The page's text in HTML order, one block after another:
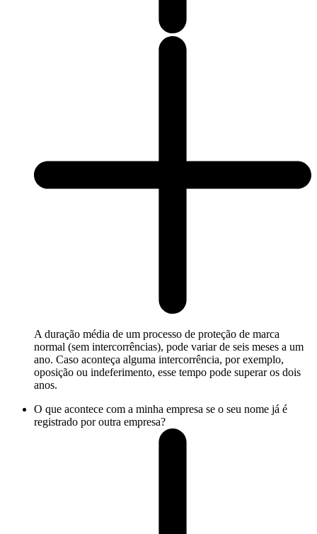
A duração média de um processo de proteção de marca
normal (sem intercorrências), pode variar de seis meses a um
ano. Caso aconteça alguma intercorrência, por exemplo,
oposição ou indeferimento, esse tempo pode superar os dois
anos.
O que acontece com a minha empresa se o seu nome já é
registrado por outra empresa?